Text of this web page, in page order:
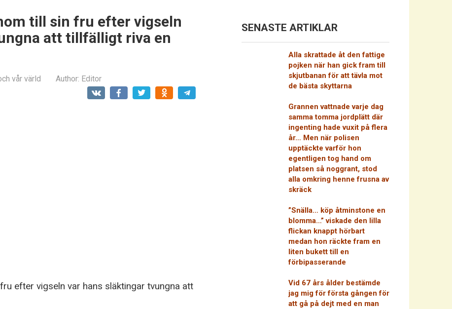
till sin fru efter vigseln
att tillfälligt riva en
vår värld Author: Editor
efter vigseln var hans släktingar tvungna att
SENASTE ARTIKLAR
Alla skrattade åt den fattige
pojken när han gick fram till
skjutbanan för att tävla mot
de bästa skyttarna
Grannen vattnade varje dag
samma tomma jordplätt där
ingenting hade vuxit på flera
år… Men när polisen
upptäckte varför hon
egentligen tog hand om
platsen så noggrant, stod
alla omkring henne frusna av
skräck
”Snälla… köp åtminstone en
blomma…” viskade den lilla
flickan knappt hörbart
medan hon räckte fram en
liten bukett till en
förbipasserande
Vid 67 års ålder bestämde
jag mig för första gången för
att gå på dejt med en man